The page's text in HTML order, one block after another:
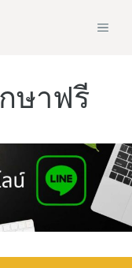
ษาฟรี